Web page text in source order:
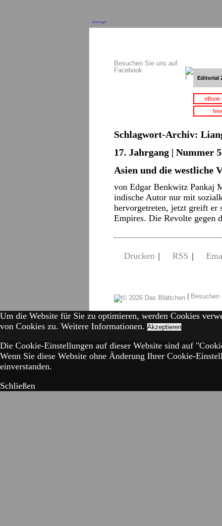
Anzeige
Besuchen Sie uns auf
Facebook
Editorial
Schlagwort-Archiv:
17. Jahrgang | Nummer
Asien und die westliche
von Edgar Benkwitz Pankaj
indische Autor nur mit
hervorgetreten, jetzt greift er
Empires. Die Revolte gegen
Drucken | RSS |
|
Um die Website für Sie zu optimieren, werden Cookies
von Cookies zu. Weitere Informationen. Akzeptieren
Die Cookie-Einstellungen auf dieser Website sind auf
Wenn Sie diese Website ohne Änderung Ihrer Cookie-
einverstanden.
Schließen